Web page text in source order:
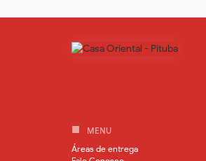
MENU
Áreas de entrega